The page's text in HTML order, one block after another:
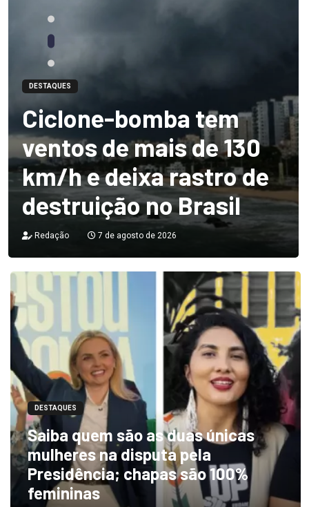
DESTAQUES
Ciclone-bomba tem
ventos de mais de 130
km/h e deixa rastro de
destruição no Brasil
Redação 7 de agosto de 2026
DESTAQUES
Saiba quem são as duas únicas
mulheres na disputa pela
Presidência; chapas são 100%
femininas